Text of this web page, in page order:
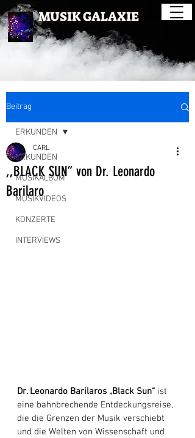
MUSIK GALAXIE
Beitrag
ERKUNDEN
MUSIKALBUM
MUSIKVIDEOS
KONZERTE
INTERVIEWS
ERKUNDEN
,,BLACK SUN” von Dr. Leonardo
Barilaro
CARL
Dr. Leonardo Barilaros „Black Sun“ ist
eine bahnbrechende Entdeckungsreise,
die die Grenzen der Musik verschiebt
und die Welten von Wissenschaft und